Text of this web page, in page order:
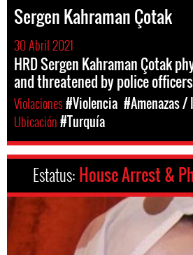
Sergen Kahraman Çotak
30 Abril 2021
HRD Sergen Kahraman Çotak
and threatened by police officers
Violaciones#Violencia #Amenazas
Ubicación#Turquía
Estatus: House Arrest &